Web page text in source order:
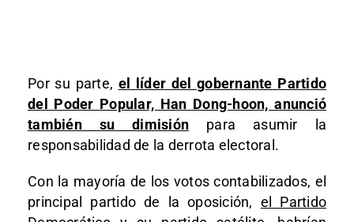
Por su parte, el líder del gobernante Partido
del Poder Popular, Han Dong-hoon, anunció
también su dimisión para asumir la
responsabilidad de la derrota electoral.
Con la mayoría de los votos contabilizados, el
principal partido de la oposición, el Partido